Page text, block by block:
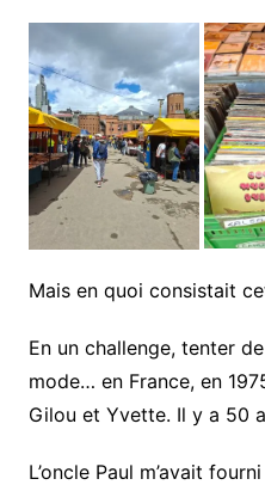
Mais en quoi consistait
En un challenge, tenter
mode… en France, en
Gilou et Yvette. Il y a 50
L’oncle Paul m’avait